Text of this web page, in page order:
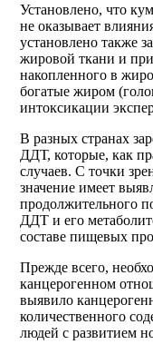
Установлено, что
не оказывает
установлено также
жировой ткани и
накопленного в
богатые жиром
интоксикации
В разных странах
ДДТ, которые, как
случаев. С точки
значение имеет
продолжительного
ДДТ и его
составе пищевых
Прежде всего,
канцерогенном
выявило
количественного
людей с развитием